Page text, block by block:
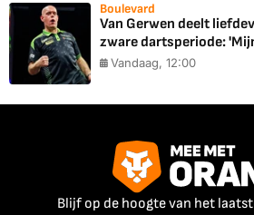
Boulevard
Van Gerwen deelt
zware dartsperiode:
Vandaag, 12:00
Blijf op de hoogte van het